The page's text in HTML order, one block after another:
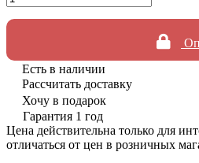
Есть в наличии
Рассчитать доставку
Хочу в подарок
Гарантия 1 год
Цена действительна только для
отличаться от цен в розничных